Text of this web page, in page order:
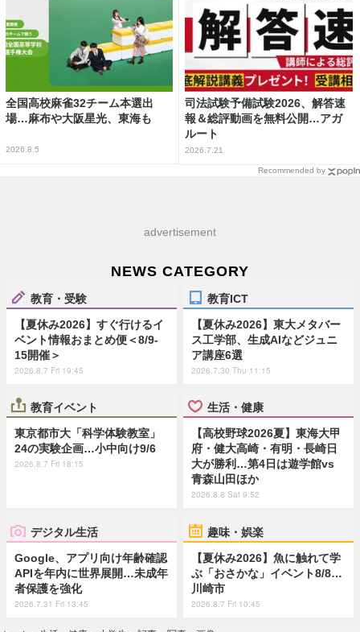
全国高校麻雀32チーム本選出
場…麻布や大阪星光、東海も
2026.8.5
司法試験予備試験2026、解答速
報＆総評動画を無料公開…アガ
ルート
2026.7.21
Recommended by
advertisement
NEWS CATEGORY
教育・受験
【夏休み2026】すぐ行けるイ
ベント情報おまとめ便＜8/9-
15開催＞
2026.8.7 Fri 19:45
教育ICT
【夏休み2026】東大メタバー
ス工学部、生成AIなどジュニ
ア講座6選
2026.7.30 Thu 11:15
教育イベント
東京都市大「科学体験教室」
24の実験企画…小中向け9/6
2026.8.7 Fri 18:15
生活・健康
【高校野球2026夏】東海大甲
府・健大高崎・有明・長崎日
大が勝利…第4日は遊学館vs
青森山田ほか
2026.8.8 Sat 9:52
デジタル生活
Google、アプリ向け年齢確認
APIを年内に世界展開…未成年
者保護を強化
2026.7.31 Fri 13:45
趣味・娯楽
【夏休み2026】魚に触れて学
ぶ「おさかな」イベント8/8…
川崎市
2026.8.7 Fri 10:45